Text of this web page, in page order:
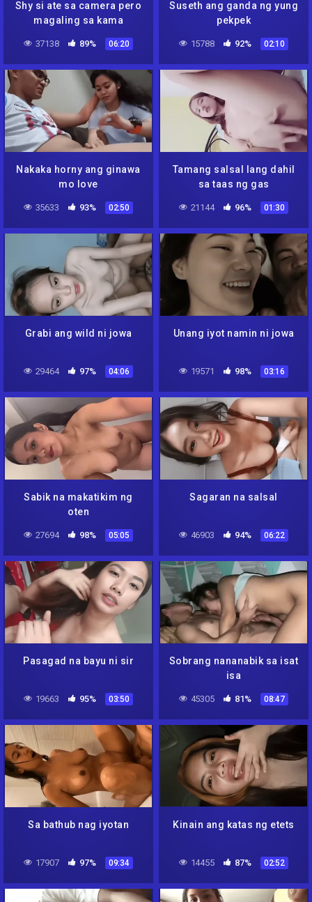
Shy si ate sa camera pero
magaling sa kama
37138 89% 06:20
Suseth ang ganda ng yung
pekpek
15788 92% 02:10
Nakaka horny ang ginawa
mo love
35633 93% 02:50
Tamang salsal lang dahil
sa taas ng gas
21144 96% 01:30
Grabi ang wild ni jowa
29464 97% 04:06
Unang iyot namin ni jowa
19571 98% 03:16
Sabik na makatikim ng
oten
27694 98% 05:05
Sagaran na salsal
46903 94% 06:22
Pasagad na bayu ni sir
19663 95% 03:50
Sobrang nananabik sa isat
isa
45305 81% 08:47
Sa bathub nag iyotan
17907 97% 09:34
Kinain ang katas ng etets
14455 87% 02:52